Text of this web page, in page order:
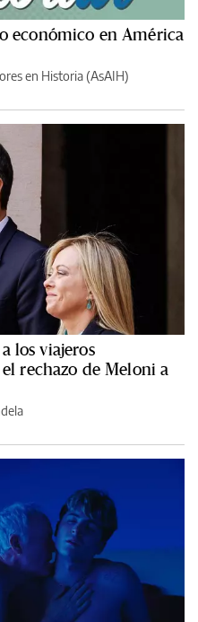
económico en América
en Historia (AsAIH)
los viajeros
rechazo de Meloni a